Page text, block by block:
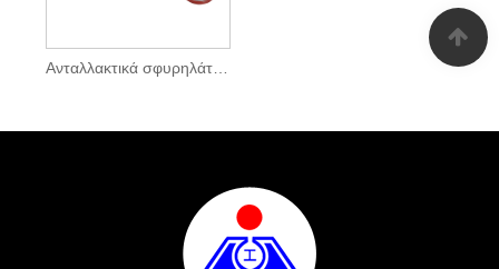
Ανταλλακτικά σφυρηλάτησης μεντεσέδων πόρτας από χάλυβα για αυτοκίνητα